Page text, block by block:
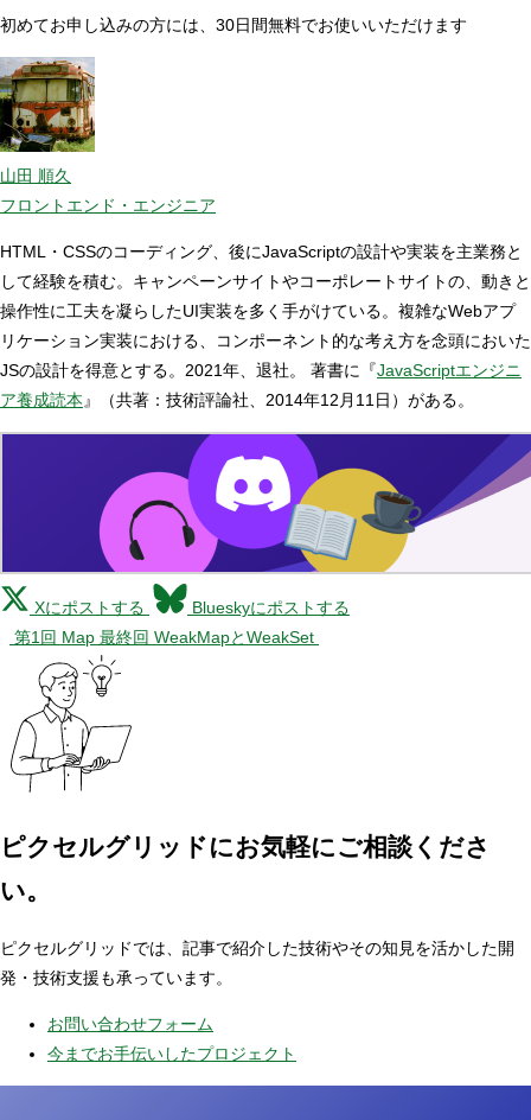
初めてお申し込みの方には、30日間無料でお使いいただけます
山田 順久
フロントエンド・エンジニア
HTML・CSSのコーディング、後にJavaScriptの設計や実装を主業務と
して経験を積む。キャンペーンサイトやコーポレートサイトの、動きと
操作性に工夫を凝らしたUI実装を多く手がけている。複雑なWebアプ
リケーション実装における、コンポーネント的な考え方を念頭においた
JSの設計を得意とする。2021年、退社。 著書に『JavaScriptエンジニ
ア養成読本 』（共著：技術評論社、2014年12月11日）がある。
Xにポストする
Blueskyにポストする
第1回 Map 最終回 WeakMapとWeakSet
ピクセルグリッドにお気軽にご相談くださ
い。
ピクセルグリッドでは、記事で紹介した技術やその知見を活かした開
発・技術支援も承っています。
お問い合わせフォーム
今までお手伝いしたプロジェクト